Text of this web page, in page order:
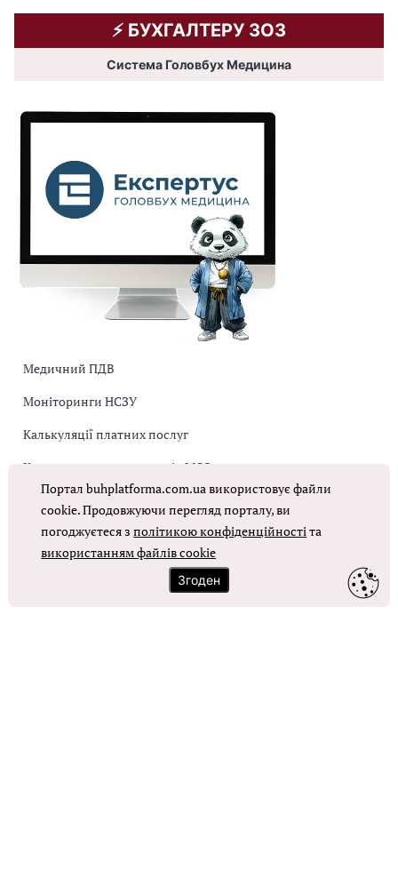
⚡️ БУХГАЛТЕРУ ЗОЗ
Система Головбух Медицина
Медичний ПДВ
Моніторинги НСЗУ
Калькуляції платних послуг
Коригувальна накладна від МОЗ
Оплата праці в КНП
ОТРИМАТИ ДОСТУП
Портал buhplatforma.com.ua використовує файли
cookie. Продовжуючи перегляд порталу, ви
погоджуєтеся зполітикою конфіденційностіта
використанням файлів cookie
Згоден